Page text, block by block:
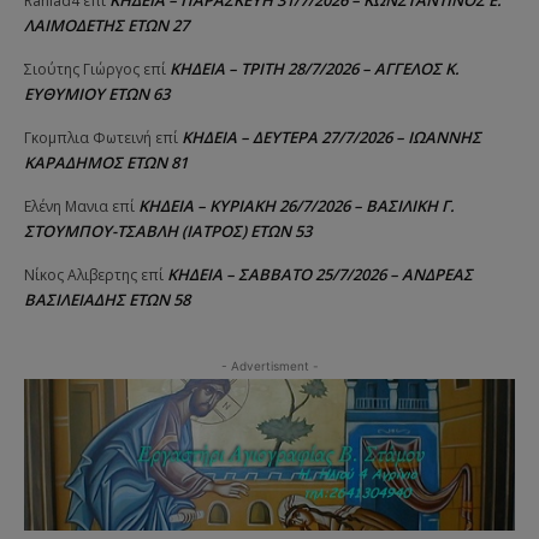
ΛΑΙΜΟΔΕΤΗΣ ΕΤΩΝ 27
Σιούτης Γιώργος επί ΚΗΔΕΙΑ – ΤΡΙΤΗ 28/7/2026 – ΑΓΓΕΛΟΣ Κ.
ΕΥΘΥΜΙΟΥ ΕΤΩΝ 63
Γκομπλια Φωτεινή επί ΚΗΔΕΙΑ – ΔΕΥΤΕΡΑ 27/7/2026 – ΙΩΑΝΝΗΣ
ΚΑΡΑΔΗΜΟΣ ΕΤΩΝ 81
Ελένη Μανια επί ΚΗΔΕΙΑ – ΚΥΡΙΑΚΗ 26/7/2026 – ΒΑΣΙΛΙΚΗ Γ.
ΣΤΟΥΜΠΟΥ-ΤΣΑΒΛΗ (ΙΑΤΡΟΣ) ΕΤΩΝ 53
Νίκος Αλιβερτης επί ΚΗΔΕΙΑ – ΣΑΒΒΑΤΟ 25/7/2026 – ΑΝΔΡΕΑΣ
ΒΑΣΙΛΕΙΑΔΗΣ ΕΤΩΝ 58
- Advertisment -